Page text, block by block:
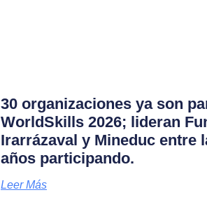
30 organizaciones ya son
WorldSkills 2026; lideran
Irarrázaval y Mineduc entre
años participando.
Leer Más